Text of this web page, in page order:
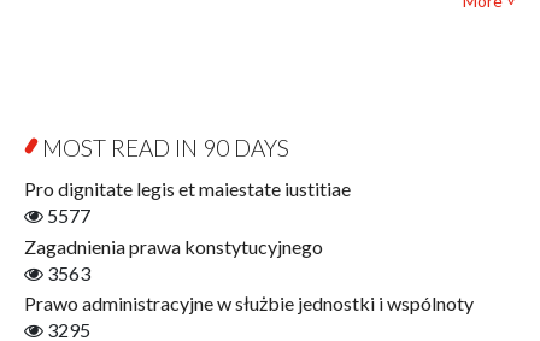
Open Access
Film! Scholars
Finance
Gerontology
Literary Interpretations
MOST READ IN 90 DAYS
Pro dignitate legis et maiestate iustitiae
5577
Zagadnienia prawa konstytucyjnego
3563
Prawo administracyjne w służbie jednostki i wspólnoty
3295